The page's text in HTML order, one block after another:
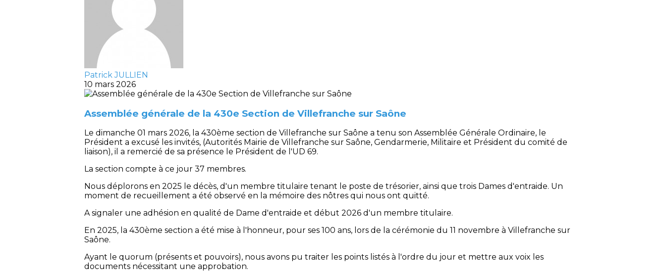
Patrick JULLIEN
10 mars 2026
Assemblée générale de la 430e Section de Villefranche sur Saône
Le dimanche 01 mars 2026, la 430ème section de Villefranche sur Saône a tenu son Assemblée Générale Ordinaire, le
Président a excusé les invités, (Autorités Mairie de Villefranche sur Saône, Gendarmerie, Militaire et Président du comité de
liaison), il a remercié de sa présence le Président de l'UD 69.
La section compte à ce jour 37 membres.
Nous déplorons en 2025 le décès, d'un membre titulaire tenant le poste de trésorier, ainsi que trois Dames d'entraide. Un
moment de recueillement a été observé en la mémoire des nôtres qui nous ont quitté.
A signaler une adhésion en qualité de Dame d'entraide et début 2026 d'un membre titulaire.
En 2025, la 430ème section a été mise à l'honneur, pour ses 100 ans, lors de la cérémonie du 11 novembre à Villefranche sur
Saône.
Ayant le quorum (présents et pouvoirs), nous avons pu traiter les points listés à l'ordre du jour et mettre aux voix les
documents nécessitant une approbation.